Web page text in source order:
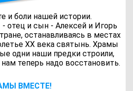
и боли нашей истории.
отец и сын - Алексей и Игорь
останавливаясь в местах
ХХ века святынь. Храмы
одни наши предки строили,
теперь надо восстановить.
ВМЕСТЕ!